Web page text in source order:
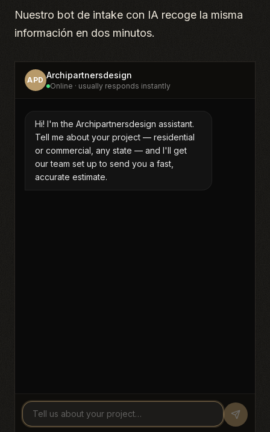
Nuestro bot de intake con IA recoge la misma
información en dos minutos.